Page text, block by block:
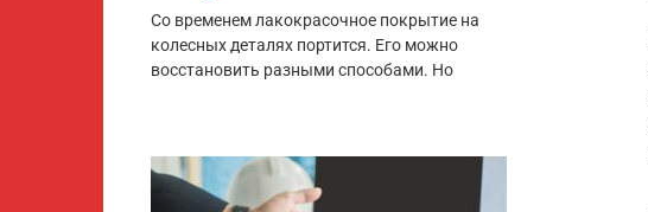
Со временем лакокрасочное покрытие на
колесных деталях портится. Его можно
восстановить разными способами. Но